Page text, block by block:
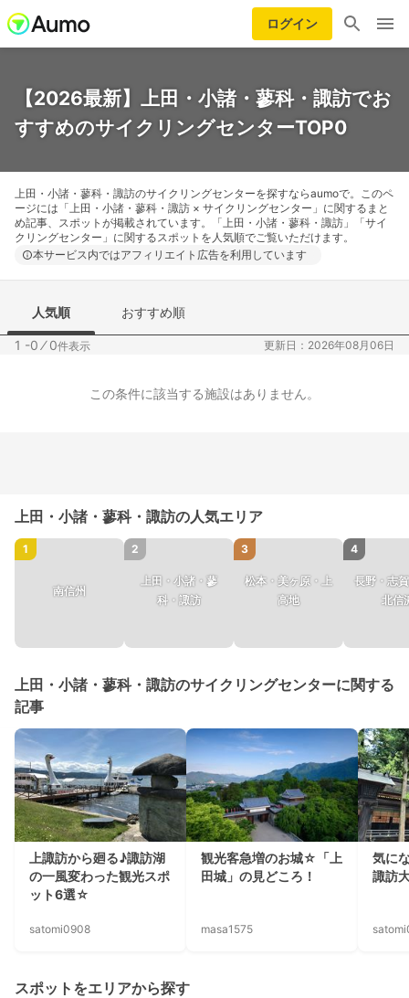
ログイン
【2026最新】上田・小諸・蓼科・諏訪でお
すすめのサイクリングセンターTOP0
上田・小諸・蓼科・諏訪のサイクリングセンターを探すならaumoで。このペ
ージには「上田・小諸・蓼科・諏訪 × サイクリングセンター」に関するまと
め記事、スポットが掲載されています。「上田・小諸・蓼科・諏訪」「サイ
クリングセンター」に関するスポットを人気順でご覧いただけます。
本サービス内ではアフィリエイト広告を利用しています
人気順 おすすめ順
1 -0 ⁄0件表示 更新日：2026年08月06日
この条件に該当する施設はありません。
上田・小諸・蓼科・諏訪の人気エリア
1
南信州
2
上田・小諸・蓼
科・諏訪
3
松本・美ヶ原・上
高地
4
長野・志
北信
上田・小諸・蓼科・諏訪のサイクリングセンターに関する
記事
上諏訪から廻る♪諏訪湖
の一風変わった観光スポ
ット6選☆
satomi0908
観光客急増のお城☆「上
田城」の見どころ！
masa1575
気に
諏訪
スポットをエリアから探す